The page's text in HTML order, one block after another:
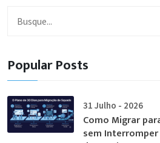
Popular Posts
31 Julho - 2026
Como Migrar
sem